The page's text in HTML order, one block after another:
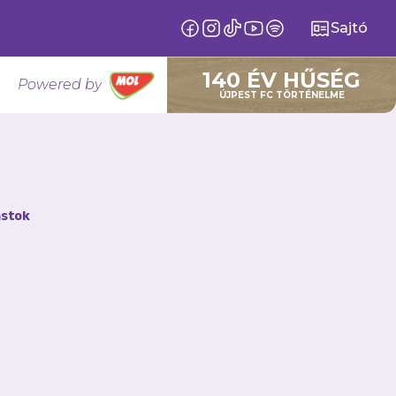
Sajtó
Powered by 140 ÉV HŰSÉG
ÚJPEST FC TÖRTÉNELME